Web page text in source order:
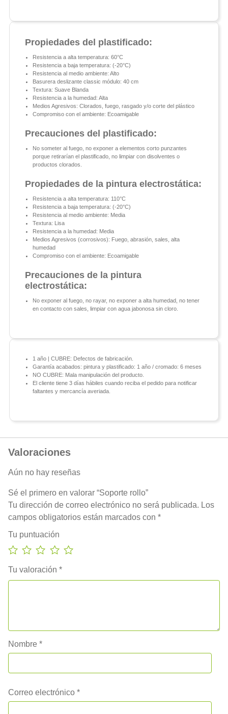
Propiedades del plastificado:
Resistencia a alta temperatura: 60°C
Resistencia a baja temperatura: (-20°C)
Resistencia al medio ambiente: Alto
Basurera deslizante classic módulo: 40 cm
Textura: Suave Blanda
Resistencia a la humedad: Alta
Medios Agresivos: Clorados, fuego, rasgado y/o corte del plástico
Compromiso con el ambiente: Ecoamigable
Precauciones del plastificado:
No someter al fuego, no exponer a elementos corto punzantes
porque retirarían el plastificado, no limpiar con disolventes o
productos clorados.
Propiedades de la pintura electrostática:
Resistencia a alta temperatura: 110°C
Resistencia a baja temperatura: (-20°C)
Resistencia al medio ambiente: Media
Textura: Lisa
Resistencia a la humedad: Media
Medios Agresivos (corrosivos): Fuego, abrasión, sales, alta
humedad
Compromiso con el ambiente: Ecoamigable
Precauciones de la pintura
electrostática:
No exponer al fuego, no rayar, no exponer a alta humedad, no tener
en contacto con sales, limpiar con agua jabonosa sin cloro.
1 año | CUBRE: Defectos de fabricación.
Garantía acabados: pintura y plastificado: 1 año / cromado: 6 meses
NO CUBRE: Mala manipulación del producto.
El cliente tiene 3 días hábiles cuando reciba el pedido para notificar
faltantes y mercancía averiada.
Valoraciones
Aún no hay reseñas
Sé el primero en valorar “Soporte rollo”
Tu dirección de correo electrónico no será publicada. Los
campos obligatorios están marcados con *
Tu puntuación
Tu valoración *
Nombre *
Correo electrónico *